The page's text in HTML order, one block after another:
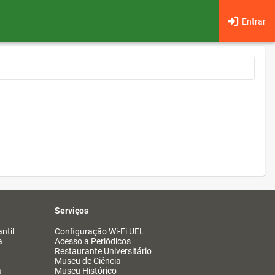
Entrar
Serviços
Configuração Wi-Fi UEL
Acesso a Periódicos
Restaurante Universitário
Museu de Ciência
Museu Histórico